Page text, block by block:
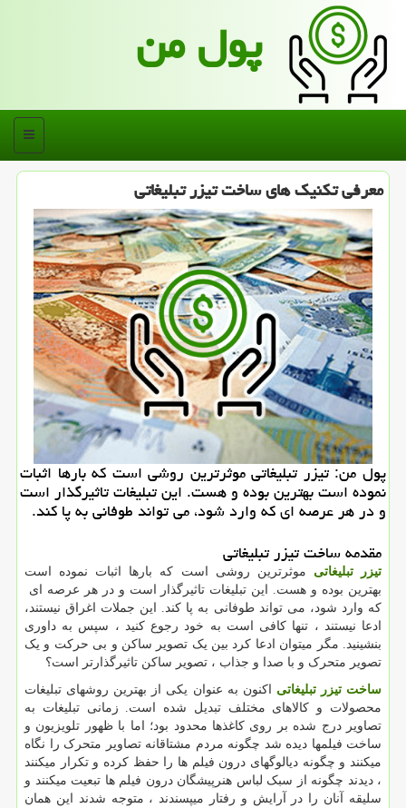
پول من
منو
معرفی تكنیك های ساخت تیزر تبلیغاتی
پول من: تیزر تبلیغاتی موثرترین روشی است كه بارها اثبات
نموده است بهترین بوده و هست. این تبلیغات تاثیرگذار است
و در هر عرصه ای كه وارد شود، می تواند طوفانی به پا كند.
مقدمه ساخت تیزر تبلیغاتی
تیزر تبلیغاتی موثرترین روشی است که بارها اثبات نموده است
بهترین بوده و هست. این تبلیغات تاثیرگذار است و در هر عرصه ای
که وارد شود، می تواند طوفانی به پا کند. این جملات اغراق نیستند،
ادعا نیستند ، تنها کافی است به خود رجوع کنید ، سپس به داوری
بنشینید. مگر میتوان ادعا کرد بین یک تصویر ساکن و بی حرکت و یک
تصویر متحرک و با صدا و جذاب ، تصویر ساکن تاثیرگذارتر است؟
ساخت تیزر تبلیغاتی اکنون به عنوان یکی از بهترین روشهای تبلیغات
محصولات و کالاهای مختلف تبدیل شده است. زمانی تبلیغات به
تصاویر درج شده بر روی کاغذها محدود بود؛ اما با ظهور تلویزیون و
ساخت فیلمها دیده شد چگونه مردم مشتاقانه تصاویر متحرک را نگاه
میکنند و چگونه دیالوگهای درون فیلم ها را حفظ کرده و تکرار میکنند
، دیدند چگونه از سبک لباس هنرپیشگان درون فیلم ها تبعیت میکنند و
سلیقه آنان را در آرایش و رفتار میپسندند ، متوجه شدند این همان